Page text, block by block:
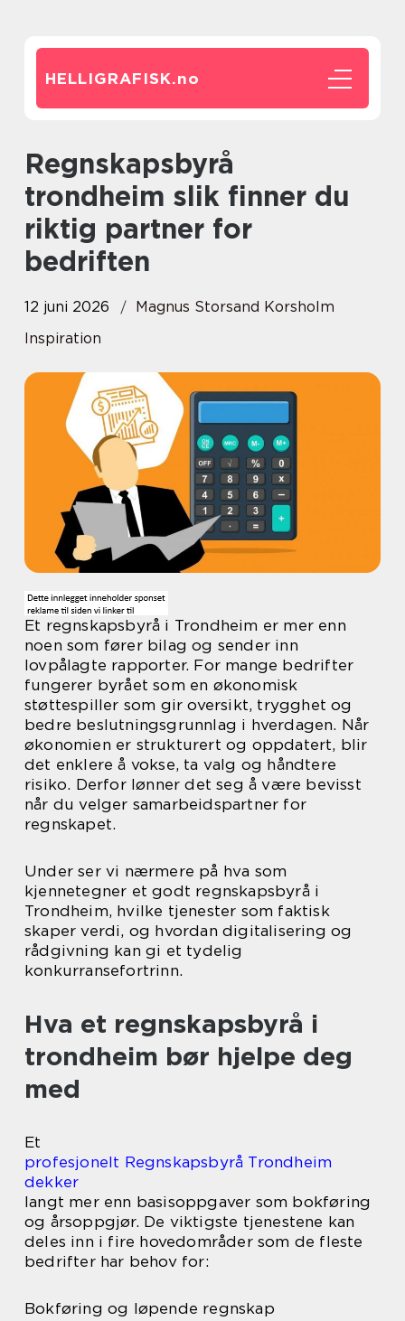
HELLIGRAFISK.no
Regnskapsbyrå
trondheim slik finner du
riktig partner for
bedriften
12 juni 2026
Magnus Storsand Korsholm
Inspiration
Et regnskapsbyrå i Trondheim er mer enn
noen som fører bilag og sender inn
lovpålagte rapporter. For mange bedrifter
fungerer byrået som en økonomisk
støttespiller som gir oversikt, trygghet og
bedre beslutningsgrunnlag i hverdagen. Når
økonomien er strukturert og oppdatert, blir
det enklere å vokse, ta valg og håndtere
risiko. Derfor lønner det seg å være bevisst
når du velger samarbeidspartner for
regnskapet.
Under ser vi nærmere på hva som
kjennetegner et godt regnskapsbyrå i
Trondheim, hvilke tjenester som faktisk
skaper verdi, og hvordan digitalisering og
rådgivning kan gi et tydelig
konkurransefortrinn.
Hva et regnskapsbyrå i
trondheim bør hjelpe deg
med
Et
profesjonelt Regnskapsbyrå Trondheim
dekker
langt mer enn basisoppgaver som bokføring
og årsoppgjør. De viktigste tjenestene kan
deles inn i fire hovedområder som de fleste
bedrifter har behov for:
Bokføring og løpende regnskap